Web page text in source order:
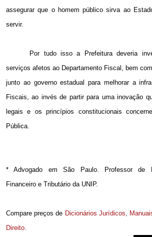
assegurar que o homem público sirva ao
servir.
Por tudo isso a Prefeitura deveria
serviços afetos ao Departamento Fiscal, bem
junto ao governo estadual para melhorar a
Fiscais, ao invés de partir para uma inovação
legais e os princípios constitucionais
Pública.
* Advogado em São Paulo. Professor de
Financeiro e Tributário da UNIP.
Compare preços de Dicionários Jurídicos,
Direito.